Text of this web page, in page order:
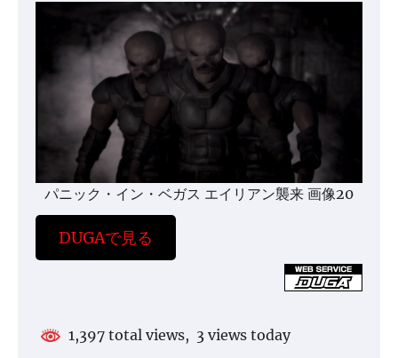
パニック・イン・ベガス エイリアン襲来 画像20
DUGAで見る
1,397 total views, 3 views today